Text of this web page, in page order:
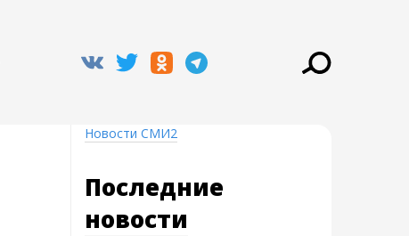
Новости СМИ2
Последние
новости